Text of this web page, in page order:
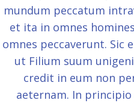
mundum peccatum
et ita in omnes
omnes peccaverunt. Sic
ut Filium suum
credit in eum non
aeternam. In